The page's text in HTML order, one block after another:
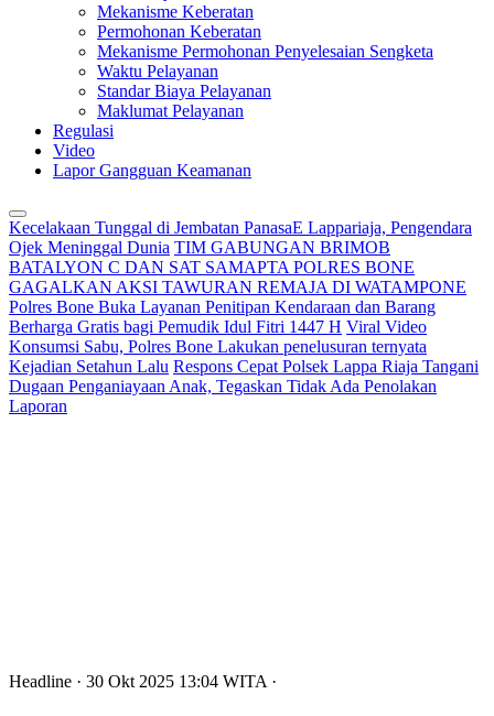
Mekanisme Keberatan
Permohonan Keberatan
Mekanisme Permohonan Penyelesaian Sengketa
Waktu Pelayanan
Standar Biaya Pelayanan
Maklumat Pelayanan
Regulasi
Video
Lapor Gangguan Keamanan
Kecelakaan Tunggal di Jembatan PanasaE Lappariaja, Pengendara
Ojek Meninggal Dunia TIM GABUNGAN BRIMOB
BATALYON C DAN SAT SAMAPTA POLRES BONE
GAGALKAN AKSI TAWURAN REMAJA DI WATAMPONE
Polres Bone Buka Layanan Penitipan Kendaraan dan Barang
Berharga Gratis bagi Pemudik Idul Fitri 1447 H Viral Video
Konsumsi Sabu, Polres Bone Lakukan penelusuran ternyata
Kejadian Setahun Lalu Respons Cepat Polsek Lappa Riaja Tangani
Dugaan Penganiayaan Anak, Tegaskan Tidak Ada Penolakan
Laporan
Headline · 30 Okt 2025 13:04 WITA ·